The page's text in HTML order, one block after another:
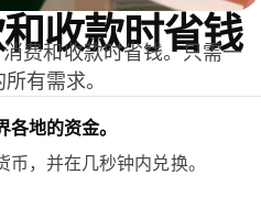
收款时省钱
费和收款时省钱。只需一
有需求。
地的资金。
，并在几秒钟内兑换。